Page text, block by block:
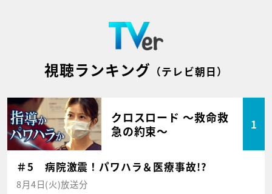
視聴ランキング （テレビ朝日）
クロスロード ～救命救
急の約束～
1
＃5 病院激震！パワハラ＆医療事故!?
8月4日(火)放送分